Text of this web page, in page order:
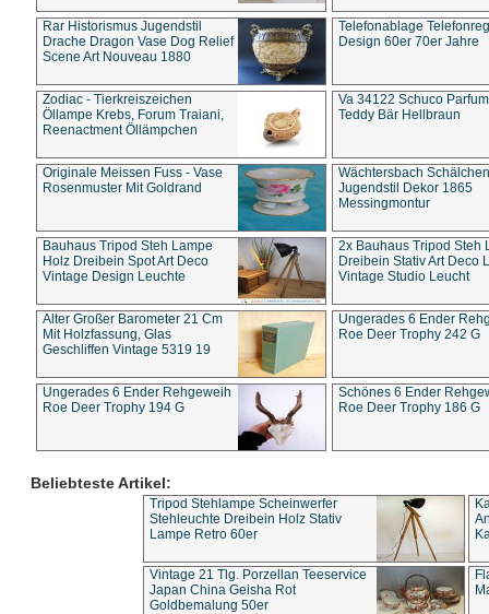
Rar Historismus Jugendstil
Drache Dragon Vase Dog Relief
Scene Art Nouveau 1880
Telefonablage
Design 60er 70er Jahre
Zodiac - Tierkreiszeichen
Öllampe Krebs, Forum Traiani,
Reenactment Öllämpchen
Va 34122 Schuco
Teddy Bär Hellbraun
Originale Meissen Fuss - Vase
Rosenmuster Mit Goldrand
Wächtersbach Schälchen
Jugendstil Dekor 1865
Messingmontur
Bauhaus Tripod Steh Lampe
Holz Dreibein Spot Art Deco
Vintage Design Leuchte
2x Bauhaus Tripod Steh
Dreibein Stativ Art Deco
Vintage Studio Leucht
Alter Großer Barometer 21 Cm
Mit Holzfassung, Glas
Geschliffen Vintage 5319 19
Ungerades 6 Ender
Roe Deer Trophy 242 G
Ungerades 6 Ender Rehgeweih
Roe Deer Trophy 194 G
Schönes 6 Ender
Roe Deer Trophy 186 G
Beliebteste Artikel:
Tripod Stehlampe Scheinwerfer
Stehleuchte Dreibein Holz Stativ
Lampe Retro 60er
Vintage 21 Tlg. Porzellan Teeservice
Japan China Geisha Rot
Goldbemalung 50er